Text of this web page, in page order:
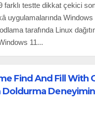
farklı testte dikkat çekici
uygulamalarında Windows
tarafında Linux
11...
Find And Fill With
Doldurma